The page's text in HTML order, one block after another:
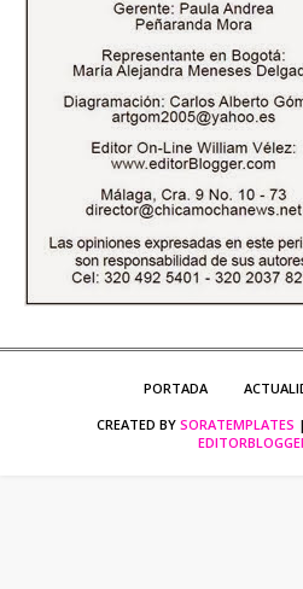
PORTADA
CREATED BY SORATEMPLATES